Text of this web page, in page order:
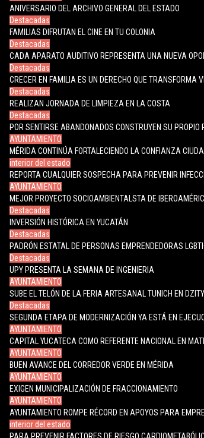
ANIVERSARIO DEL ARCHIVO GENERAL DEL ESTADO
Destacadas
FAMILIAS DIFRUTAN EL CINE EN TU COLONIA
Destacadas
CADA APARATO AUDITIVO REPRESENTA UNA NUEVA
Destacadas
CRECER EN FAMILIA ES UN DERECHO QUE TRANSFORMA
Destacadas
REALIZAN JORNADA DE LIMPIEZA EN LA COSTA
Destacadas
POR SENTIRSE ABANDONADOS CONSTRUYEN SU PROPIO
AYUNTAMIENTO
MÉRIDA CONTINÚA FORTALECIENDO LA CONFIANZA
interior del estado
REPORTA CUALQUIER SOSPECHA PARA PREVENIR
AYUNTAMIENTO
MEJOR PROYECTO SOCIOAMBIENTALSTA DE
Destacadas
INVERSIÓN HISTÓRICA EN YUCATÁN
Destacadas
PADRÓN ESTATAL DE PERSONAS EMPRENDEDORAS
Destacadas
UPY PRESENTA LA SEMANA DE INGENIERIA
AYUNTAMIENTO
SUBE EL TELÓN DE LA FERIA ARTESANAL TUNICH EN
Destacadas
SEGUNDA ETAPA DE MODERNIZACIÓN YA ESTÁ EN
AYUNTAMIENTO
CAPITAL YUCATECA COMO REFERENTE NACIONAL EN
AYUNTAMIENTO
BUEN AVANCE DEL CORREDOR VERDE EN MÉRIDA
AYUNTAMIENTO
EXIGEN MUNICIPALIZACIÓN DE FRACCIONAMIENTO
AYUNTAMIENTO
AYUNTAMIENTO ROMPE RÉCORD EN APOYOS PARA
interior del estado